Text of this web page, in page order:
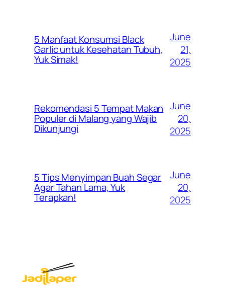
5 Manfaat Konsumsi Black
Garlic untuk Kesehatan Tubuh,
Yuk Simak!
June
21,
2025
Rekomendasi 5 Tempat Makan
Populer di Malang yang Wajib
Dikunjungi
June
20,
2025
5 Tips Menyimpan Buah Segar
Agar Tahan Lama, Yuk
Terapkan!
June
20,
2025